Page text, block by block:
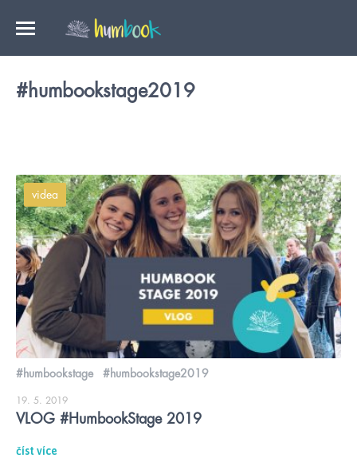
#humbookstage2019
videa
#humbookstage #humbookstage2019
19. 5. 2019
VLOG #HumbookStage 2019
číst více